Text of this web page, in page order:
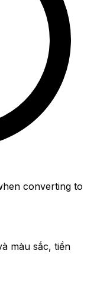
converting to
màu sắc, tiền